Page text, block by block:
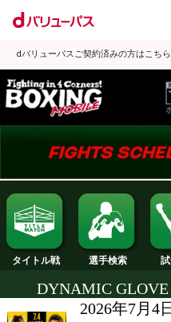
dバリューパスご契約済みの方はこちら
タイトル戦 選手検索